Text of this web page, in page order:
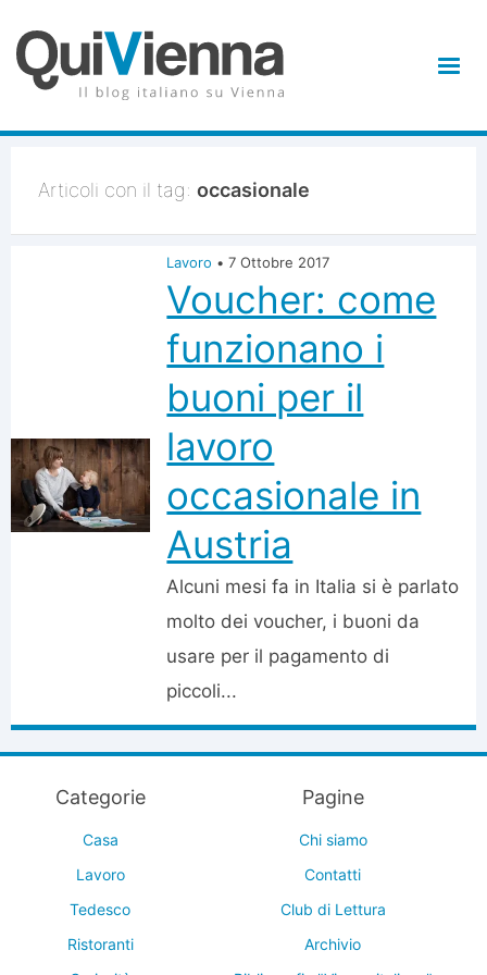
Articoli con il tag: occasionale
Lavoro • 7 Ottobre 2017
Voucher: come
funzionano i
buoni per il
lavoro
occasionale in
Austria
Alcuni mesi fa in Italia si è parlato
molto dei voucher, i buoni da
usare per il pagamento di
piccoli...
Categorie
Casa
Lavoro
Tedesco
Ristoranti
Pagine
Chi siamo
Contatti
Club di Lettura
Archivio